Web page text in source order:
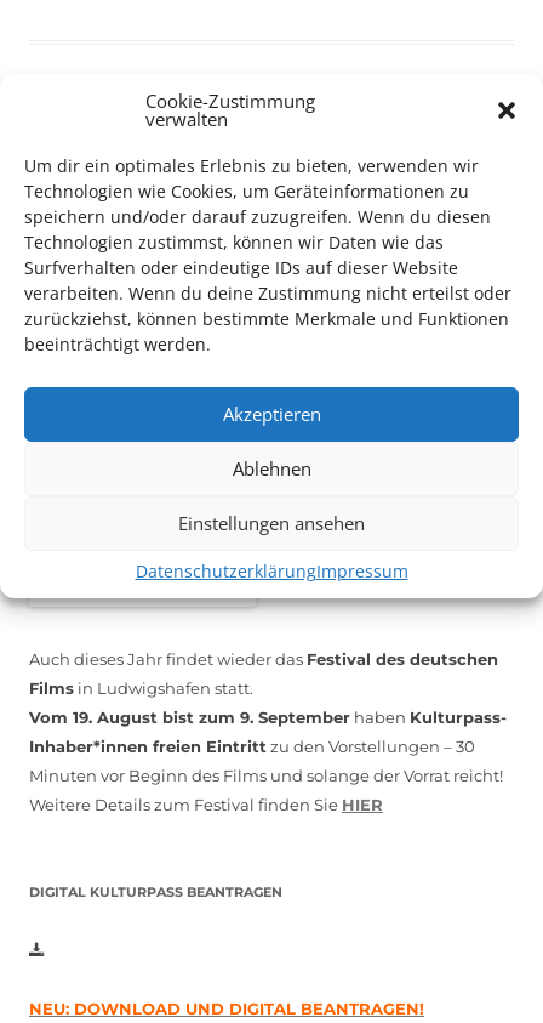
Cookie-Zustimmung
verwalten
Um dir ein optimales Erlebnis zu bieten, verwenden wir
Technologien wie Cookies, um Geräteinformationen zu
speichern und/oder darauf zuzugreifen. Wenn du diesen
Technologien zustimmst, können wir Daten wie das
Surfverhalten oder eindeutige IDs auf dieser Website
verarbeiten. Wenn du deine Zustimmung nicht erteilst oder
zurückziehst, können bestimmte Merkmale und Funktionen
beeinträchtigt werden.
Akzeptieren
Ablehnen
Einstellungen ansehen
DatenschutzerklärungImpressum
Das Kulturparkett freut sich stets über
Mithilfe im Bereich Technik
. Sie haben Interesse? Dann
melden Sie sich unterinfo@kulturparkett-rhein-neckar.de
*KULTURTIPP SOMMERPAUSE: FESTIVAL DES DEUTSCHEN FILMS*
Auch dieses Jahr findet wieder das Festival des deutschen
Films in Ludwigshafen statt.
Vom 19. August bist zum 9. September haben Kulturpass-
Inhaber*innen freien Eintritt zu den Vorstellungen – 30
Minuten vor Beginn des Films und solange der Vorrat reicht!
Weitere Details zum Festival finden Sie HIER
DIGITAL KULTURPASS BEANTRAGEN
NEU: DOWNLOAD UND DIGITAL BEANTRAGEN!